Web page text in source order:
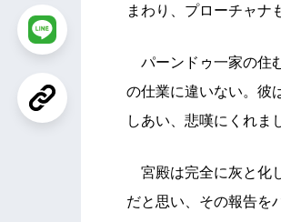
まわり、プローチャナ
パーンドゥ一家の住
の仕業に違いない。彼
しあい、悲嘆にくれま
宮殿は完全に灰と化
だと思い、その報告を